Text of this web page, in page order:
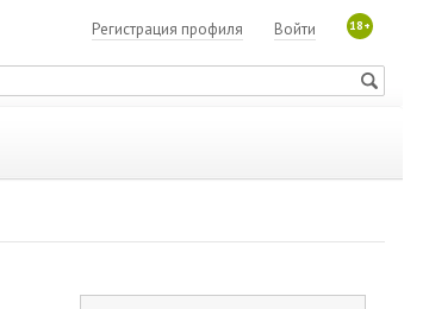
18+
Войти
Регистрация профиля